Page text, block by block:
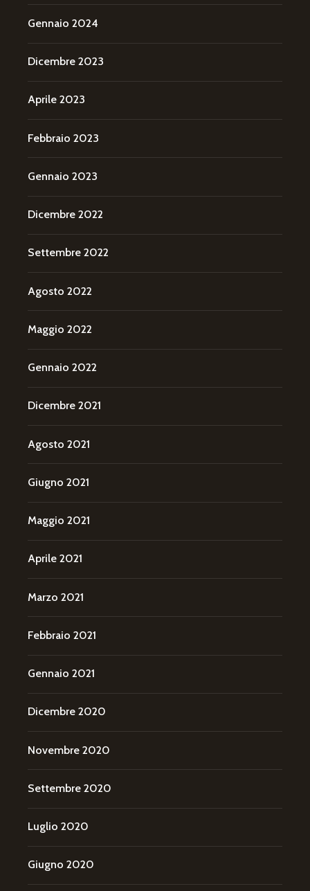
Gennaio 2024
Dicembre 2023
Aprile 2023
Febbraio 2023
Gennaio 2023
Dicembre 2022
Settembre 2022
Agosto 2022
Maggio 2022
Gennaio 2022
Dicembre 2021
Agosto 2021
Giugno 2021
Maggio 2021
Aprile 2021
Marzo 2021
Febbraio 2021
Gennaio 2021
Dicembre 2020
Novembre 2020
Settembre 2020
Luglio 2020
Giugno 2020